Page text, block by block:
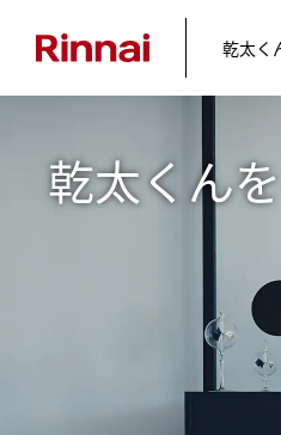
乾太く
乾
乾太くん